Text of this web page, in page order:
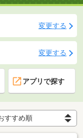
変更する
変更する
アプリで探す